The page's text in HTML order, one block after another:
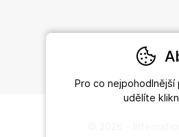
© 2026 -
Pro co
udělíte